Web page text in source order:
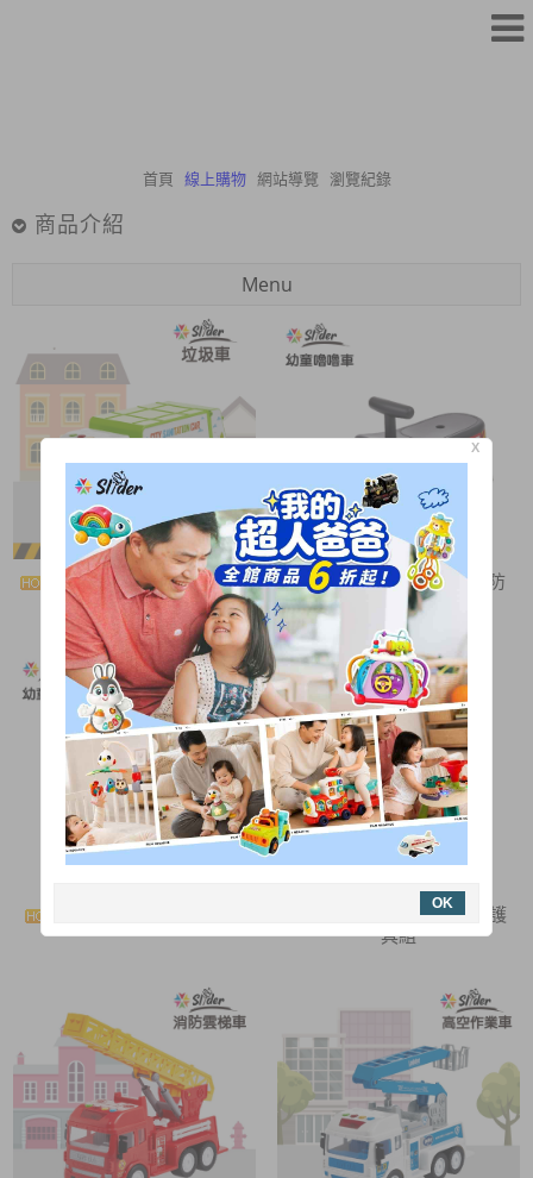
首頁 線上購物 網站導覽 瀏覽紀錄
商品介紹
Menu
Slider聲光磨輪工程車 垃
圾車
Slider 幼童嚕嚕車(消防
車)
[Slider] 兒童滑步車頭盔+護
具組
X
OK